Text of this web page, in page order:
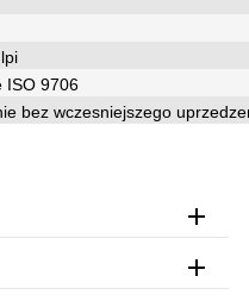
ISO 9706
bez wczesniejszego